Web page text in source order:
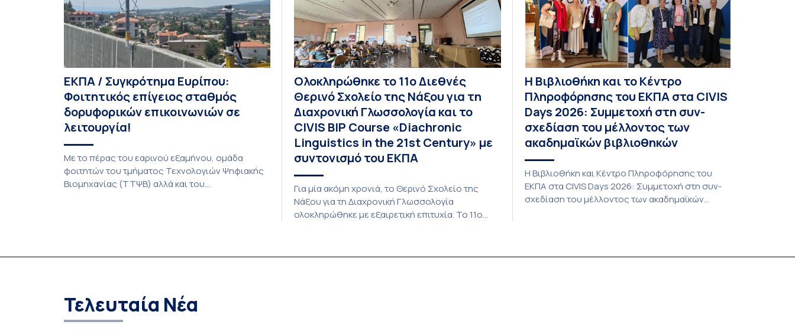
ΕΚΠΑ / Συγκρότημα Ευρίπου:
Φοιτητικός επίγειος σταθμός
δορυφορικών επικοινωνιών σε
λειτουργία!
Με το πέρας του εαρινού εξαμήνου, ομάδα
φοιτητών του τμήματος Τεχνολογιών Ψηφιακής
Βιομηχανίας (ΤΤΨΒ) αλλά και του
ιδέα προέκυψε έπειτα από την επίσκεψη
Ολοκληρώθηκε το 11ο Διεθνές
Θερινό Σχολείο της Νάξου για τη
Διαχρονική Γλωσσολογία και το
CIVIS BIP Course «Diachronic
Linguistics in the 21st Century» με
συντονισμό του ΕΚΠΑ
Για μία ακόμη χρονιά, το Θερινό Σχολείο της
Νάξου για τη Διαχρονική Γλωσσολογία
ολοκληρώθηκε με εξαιρετική επιτυχία. Το 11ο
Η Βιβλιοθήκη και το Κέντρο
Πληροφόρησης του ΕΚΠΑ στα CIVIS
Days 2026: Συμμετοχή στη συν-
σχεδίαση του μέλλοντος των
ακαδημαϊκών βιβλιοθηκών
Η Βιβλιοθήκη και Κέντρο Πληροφόρησης του
ΕΚΠΑ στα CIVIS Days 2026: Συμμετοχή στη συν-
σχεδίαση του μέλλοντος των ακαδημαϊκών
Τελευταία Νέα